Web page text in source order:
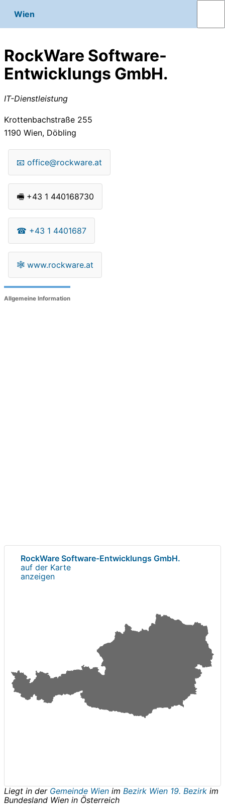
Wien
RockWare Software-
Entwicklungs GmbH.
IT-Dienstleistung
Krottenbachstraße 255
1190 Wien, Döbling
📧 office@rockware.at
🖷 +43 1 440168730
☎ +43 1 4401687
🕸 www.rockware.at
Allgemeine Information
RockWare Software-Entwicklungs GmbH.
auf der Karte
anzeigen
Liegt in der Gemeinde Wien im Bezirk Wien 19. Bezirk im
Bundesland Wien in Österreich